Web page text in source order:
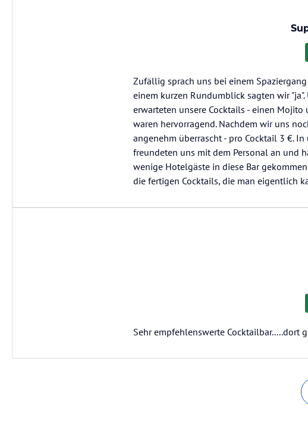
Zufällig sprach uns bei einem
einem kurzen Rundumblick sagten wir
erwarteten unsere Cocktails - einen
waren hervorragend. Nachdem wir uns
angenehm überrascht - pro Cocktail 3 €.
freundeten uns mit dem Personal an und
wenige Hotelgäste in diese Bar
die fertigen Cocktails, die man eigentlich
Sehr empfehlenswerte Cocktailbar.....dort